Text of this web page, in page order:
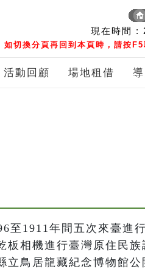
現在時間 :
如切換分頁再回到本頁時，請按
活動回顧 場地租借
至1911年間五次來臺進
板相機進行臺灣原住民族
立鳥居龍藏紀念博物館公